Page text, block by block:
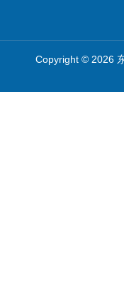
Copyright © 2026